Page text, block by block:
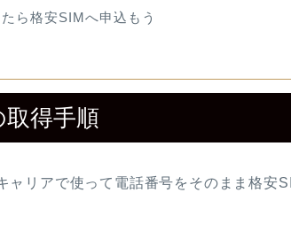
ら格安SIMへ申込もう
取得手順
ャリアで使って電話番号をそのまま格安